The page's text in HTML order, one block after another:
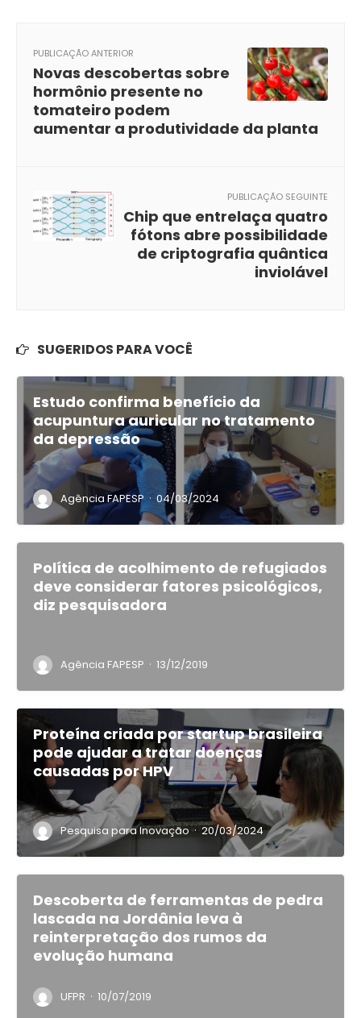
PUBLICAÇÃO ANTERIOR
Novas descobertas sobre
hormônio presente no
tomateiro podem
aumentar a produtividade da planta
PUBLICAÇÃO SEGUINTE
Chip que entrelaça quatro
fótons abre possibilidade
de criptografia quântica
inviolável
SUGERIDOS PARA VOCÊ
Estudo confirma benefício da
acupuntura auricular no tratamento
da depressão
Agência FAPESP · 04/03/2024
Política de acolhimento de refugiados
deve considerar fatores psicológicos,
diz pesquisadora
Agência FAPESP · 13/12/2019
Proteína criada por startup brasileira
pode ajudar a tratar doenças
causadas por HPV
Pesquisa para Inovação · 20/03/2024
Descoberta de ferramentas de pedra
lascada na Jordânia leva à
reinterpretação dos rumos da
evolução humana
UFPR · 10/07/2019